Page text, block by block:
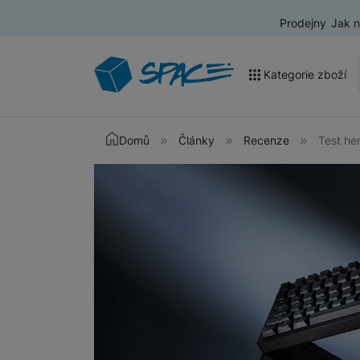
Prodejny Jak
Kategorie zboží
Akce a výprodej
Mobilní telefony
Domů Články Recenze Test